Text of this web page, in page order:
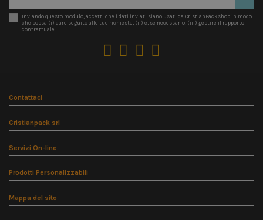
Inviando questo modulo, accetti che i dati inviati siano usati da CristianPackshop in modo
che possa (i) dare seguito alle tue richieste, (ii) e, se necessario, (iii) gestire il rapporto
contrattuale.
Contattaci
Cristianpack srl
Servizi On-line
Prodotti Personalizzabili
Mappa del sito